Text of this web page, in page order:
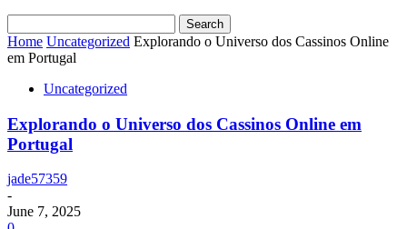
Home Uncategorized Explorando o Universo dos Cassinos Online
em Portugal
Uncategorized
Explorando o Universo dos Cassinos Online em
Portugal
jade57359
-
June 7, 2025